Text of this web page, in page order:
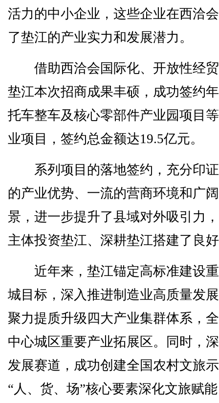
活力的中小企业，这些企业在西洽
了垫江的产业实力和发展潜力。
借助西洽会国际化、开放性经贸
垫江本次招商成果丰硕，成功签约
托车整车及核心零部件产业园项目
业项目，签约总金额达19.5亿元。
系列项目的落地签约，充分印证
的产业优势、一流的营商环境和广
景，进一步提升了县域对外吸引力
主体投资垫江、深耕垫江搭建了良
近年来，垫江锚定高标准建设重
城目标，深入推进制造业高质量发
聚力提质升级四大产业集群体系，
中心城区重要产业拓展区。同时，
发展赛道，成功创建全国农村文旅
“人、货、场”核心要素深化文旅赋